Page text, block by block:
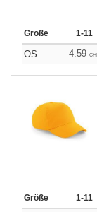
Größe 1-11
OS 4.59
Größe 1-11